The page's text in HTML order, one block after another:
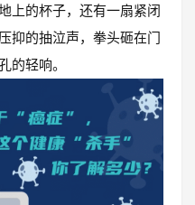
上的杯子，还有一扇紧闭
抑的抽泣声，拳头砸在门
的轻响。